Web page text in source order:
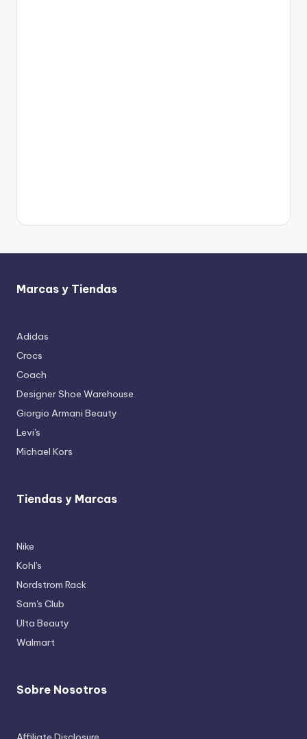
Marcas y Tiendas
Adidas
Crocs
Coach
Designer Shoe Warehouse
Giorgio Armani Beauty
Levi's
Michael Kors
Tiendas y Marcas
Nike
Kohl's
Nordstrom Rack
Sam's Club
Ulta Beauty
Walmart
Sobre Nosotros